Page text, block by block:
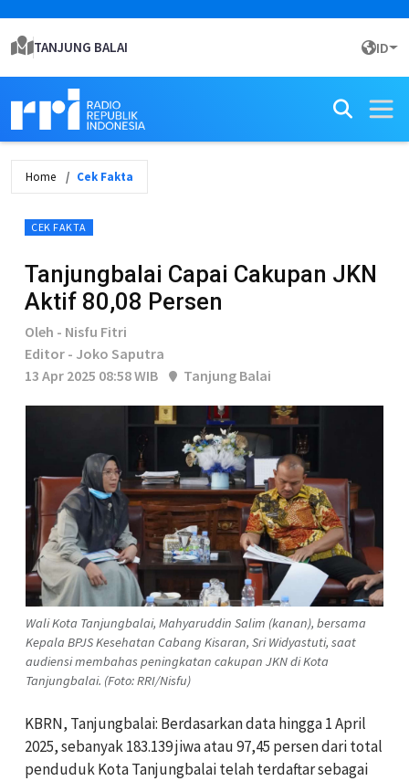
TANJUNG BALAI ID
Home Cek Fakta
CEK FAKTA
Tanjungbalai Capai Cakupan JKN
Aktif 80,08 Persen
Oleh - Nisfu Fitri
Editor - Joko Saputra
13 Apr 2025 08:58 WIB
Tanjung Balai
Wali Kota Tanjungbalai, Mahyaruddin Salim (kanan), bersama
Kepala BPJS Kesehatan Cabang Kisaran, Sri Widyastuti, saat
audiensi membahas peningkatan cakupan JKN di Kota
Tanjungbalai. (Foto: RRI/Nisfu)
KBRN, Tanjungbalai: Berdasarkan data hingga 1 April
2025, sebanyak 183.139 jiwa atau 97,45 persen dari total
penduduk Kota Tanjungbalai telah terdaftar sebagai